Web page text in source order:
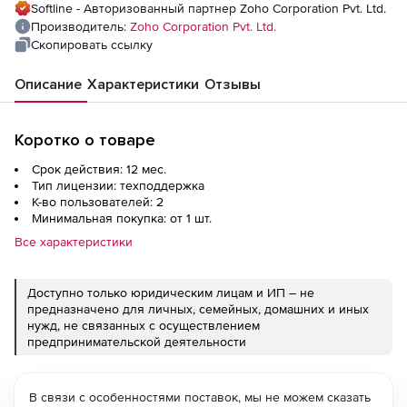
Softline - Авторизованный партнер Zoho Corporation Pvt. Ltd.
Производитель: Zoho Corporation Pvt. Ltd.
Скопировать ссылку
Описание Характеристики Отзывы
Коротко о товаре
Срок действия: 12 мес.
Тип лицензии: техподдержка
К-во пользователей: 2
Минимальная покупка: от 1 шт.
Все характеристики
Доступно только юридическим лицам и ИП – не
предназначено для личных, семейных, домашних и иных
нужд, не связанных с осуществлением
предпринимательской деятельности
В связи с особенностями поставок, мы не можем сказать